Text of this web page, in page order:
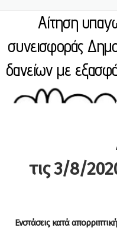
Αίτηση
συνεισφοράς
δανείων με
"You
lick
τις 3/8/
Ενστάσεις κατά